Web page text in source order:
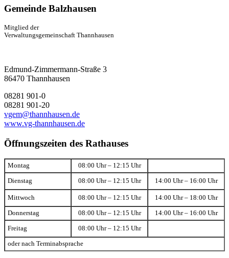
Gemeinde Balzhausen
Mitglied der
Verwaltungsgemeinschaft Thannhausen
Edmund-Zimmermann-Straße 3
86470 Thannhausen
08281 901-0
08281 901-20
vgem@thannhausen.de
www.vg-thannhausen.de
Öffnungszeiten des Rathauses
Montag 08:00 Uhr – 12:15 Uhr
Dienstag 08:00 Uhr – 12:15 Uhr 14:00 Uhr – 16:00 Uhr
Mittwoch 08:00 Uhr – 12:15 Uhr 14:00 Uhr – 18:00 Uhr
Donnerstag 08:00 Uhr – 12:15 Uhr 14:00 Uhr – 16:00 Uhr
Freitag 08:00 Uhr – 12:15 Uhr
oder nach Terminabsprache